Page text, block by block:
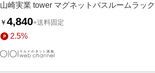
山崎実業 tower マグネットバスルームラッ
￥4,840+送料固定
2.5%